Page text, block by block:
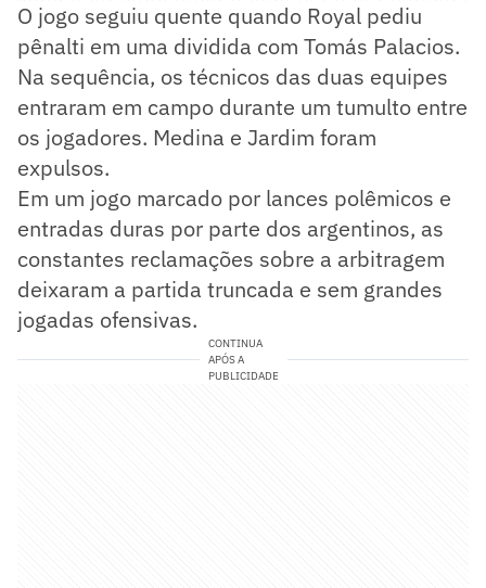
O jogo seguiu quente quando Royal pediu
pênalti em uma dividida com Tomás Palacios.
Na sequência, os técnicos das duas equipes
entraram em campo durante um tumulto entre
os jogadores. Medina e Jardim foram
expulsos.
Em um jogo marcado por lances polêmicos e
entradas duras por parte dos argentinos, as
constantes reclamações sobre a arbitragem
deixaram a partida truncada e sem grandes
jogadas ofensivas.
CONTINUA
APÓS A
PUBLICIDADE